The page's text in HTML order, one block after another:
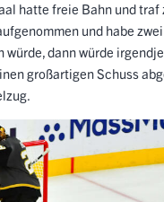
hatte freie Bahn und
und habe
würde, dann würde
großartigen Schuss